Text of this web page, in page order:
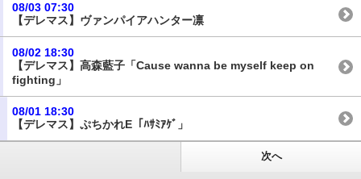
08/03 07:30
【デレマス】ヴァンパイアハンター凛
08/02 18:30
【デレマス】高森藍子「Cause wanna be myself keep on
fighting」
08/01 18:30
【デレマス】ぷちかれE「ﾊｻﾐｱｹﾞ」
次へ